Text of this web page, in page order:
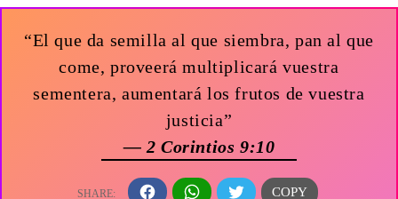
“El que da semilla al que siembra, pan al que
come, proveerá multiplicará vuestra
sementera, aumentará los frutos de vuestra
justicia”
— 2 Corintios 9:10